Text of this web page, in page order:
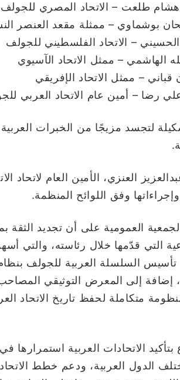
هشام طلعت – الاتحاد المصري للجولف
بوشماوي – ممثلة مقعد العنصر
– الاتحاد الفلسطيني للجولف
الهاشمي – ممثل الاتحاد الآسيوي
قباني – ممثل الاتحاد الإفريقي
رضا – أمين عام الاتحاد العربي
لتجسد مزيجًا من الخبرات
العنزي، الأمين العام لاتحاد
وإجراءاتها وفق اللوائح المنظمة.
العمومية على أن تجديد الثقة
التي قدّمها خلال رئاسته،
السلسلة العربية للجولف
إضافة إلى المعرض التوثيقي
متكاملة لحفظ تاريخ الاتحاد
بتأكيد الاتحادات العربية
الدول العربية، ودعم خطط